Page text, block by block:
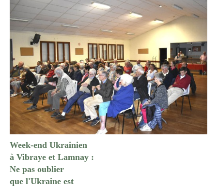
Week-end Ukrainien
à Vibraye et Lamnay :
Ne pas oublier
que l'Ukraine est